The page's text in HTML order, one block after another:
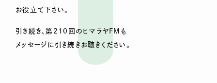
お役立て下さい。
引き続き、第210回のヒマラヤFMも
メッセージに引き続きお聴きください。